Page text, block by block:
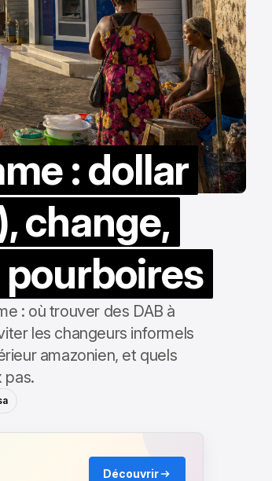
: dollar
change,
: où trouver des DAB à
les changeurs informels
amazonien, et quels
pas.
Découvrir